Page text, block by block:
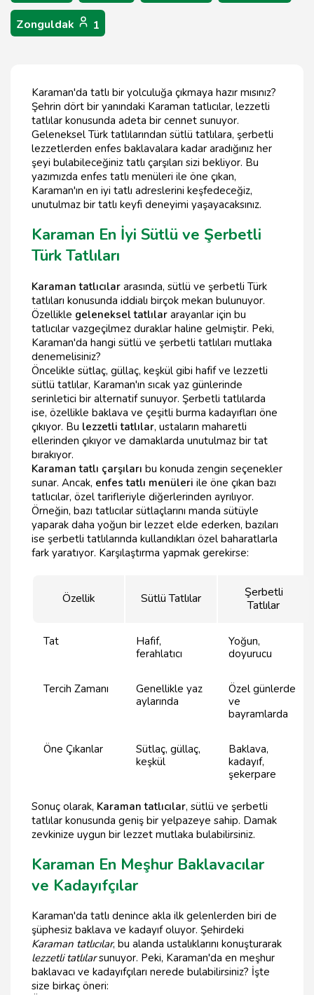
Zonguldak 1
Karaman'da tatlı bir yolculuğa çıkmaya hazır mısınız?
Şehrin dört bir yanındaki Karaman tatlıcılar, lezzetli
tatlılar konusunda adeta bir cennet sunuyor.
Geleneksel Türk tatlılarından sütlü tatlılara, şerbetli
lezzetlerden enfes baklavalara kadar aradığınız her
şeyi bulabileceğiniz tatlı çarşıları sizi bekliyor. Bu
yazımızda enfes tatlı menüleri ile öne çıkan,
Karaman'ın en iyi tatlı adreslerini keşfedeceğiz,
unutulmaz bir tatlı keyfi deneyimi yaşayacaksınız.
Karaman En İyi Sütlü ve Şerbetli
Türk Tatlıları
Karaman tatlıcılar arasında, sütlü ve şerbetli Türk
tatlıları konusunda iddialı birçok mekan bulunuyor.
Özellikle geleneksel tatlılar arayanlar için bu
tatlıcılar vazgeçilmez duraklar haline gelmiştir. Peki,
Karaman'da hangi sütlü ve şerbetli tatlıları mutlaka
denemelisiniz?
Öncelikle sütlaç, güllaç, keşkül gibi hafif ve lezzetli
sütlü tatlılar, Karaman'ın sıcak yaz günlerinde
serinletici bir alternatif sunuyor. Şerbetli tatlılarda
ise, özellikle baklava ve çeşitli burma kadayıfları öne
çıkıyor. Bu lezzetli tatlılar, ustaların maharetli
ellerinden çıkıyor ve damaklarda unutulmaz bir tat
bırakıyor.
Karaman tatlı çarşıları bu konuda zengin seçenekler
sunar. Ancak, enfes tatlı menüleri ile öne çıkan bazı
tatlıcılar, özel tarifleriyle diğerlerinden ayrılıyor.
Örneğin, bazı tatlıcılar sütlaçlarını manda sütüyle
yaparak daha yoğun bir lezzet elde ederken, bazıları
ise şerbetli tatlılarında kullandıkları özel baharatlarla
fark yaratıyor. Karşılaştırma yapmak gerekirse:
Özellik Sütlü Tatlılar
Şerbetli
Tatlılar
Tat
Hafif,
ferahlatıcı
Yoğun,
doyurucu
Tercih Zamanı
Genellikle yaz
aylarında
Özel günlerde
ve
bayramlarda
Öne Çıkanlar
Sütlaç, güllaç,
keşkül
Baklava,
kadayıf,
şekerpare
Sonuç olarak, Karaman tatlıcılar, sütlü ve şerbetli
tatlılar konusunda geniş bir yelpazeye sahip. Damak
zevkinize uygun bir lezzet mutlaka bulabilirsiniz.
Karaman En Meşhur Baklavacılar
ve Kadayıfçılar
Karaman'da tatlı denince akla ilk gelenlerden biri de
şüphesiz baklava ve kadayıf oluyor. Şehirdeki
Karaman tatlıcılar, bu alanda ustalıklarını konuşturarak
lezzetli tatlılarsunuyor. Peki, Karaman'da en meşhur
baklavacı ve kadayıfçıları nerede bulabilirsiniz? İşte
size birkaç öneri: